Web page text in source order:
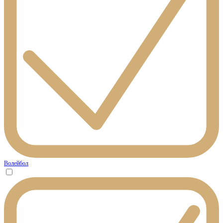
Волейбол